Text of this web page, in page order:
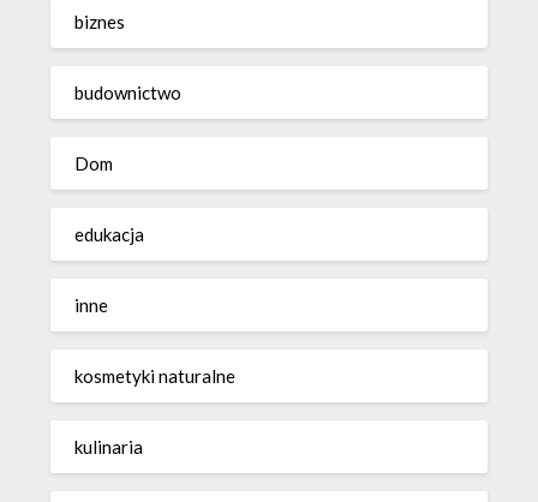
biznes
budownictwo
Dom
edukacja
inne
kosmetyki naturalne
kulinaria